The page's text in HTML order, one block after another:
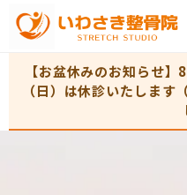
【お盆休みのお知らせ
（日）は休診いたしま